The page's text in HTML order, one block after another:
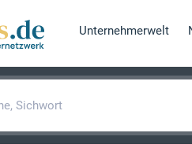
Unternehmerwelt